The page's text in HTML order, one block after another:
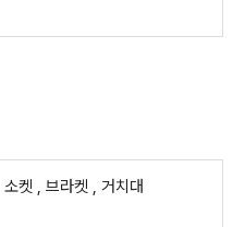
켓 , 브라켓 , 거치대